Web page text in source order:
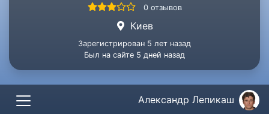
0 отзывов
Киев
Зарегистрирован 5 лет назад
Был на сайте 5 дней назад
Александр Лепикаш